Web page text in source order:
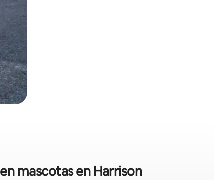
mascotas en Harrison